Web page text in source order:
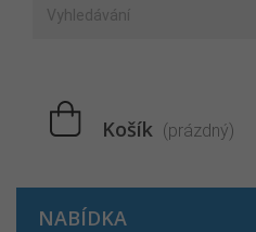
Košík (prázdný)
NABÍDKA